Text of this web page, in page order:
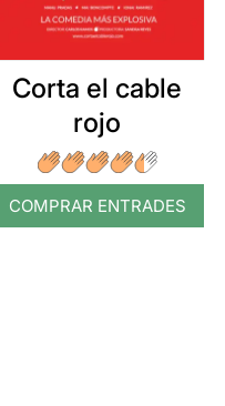
Corta el cable
rojo
COMPRAR ENTRADES